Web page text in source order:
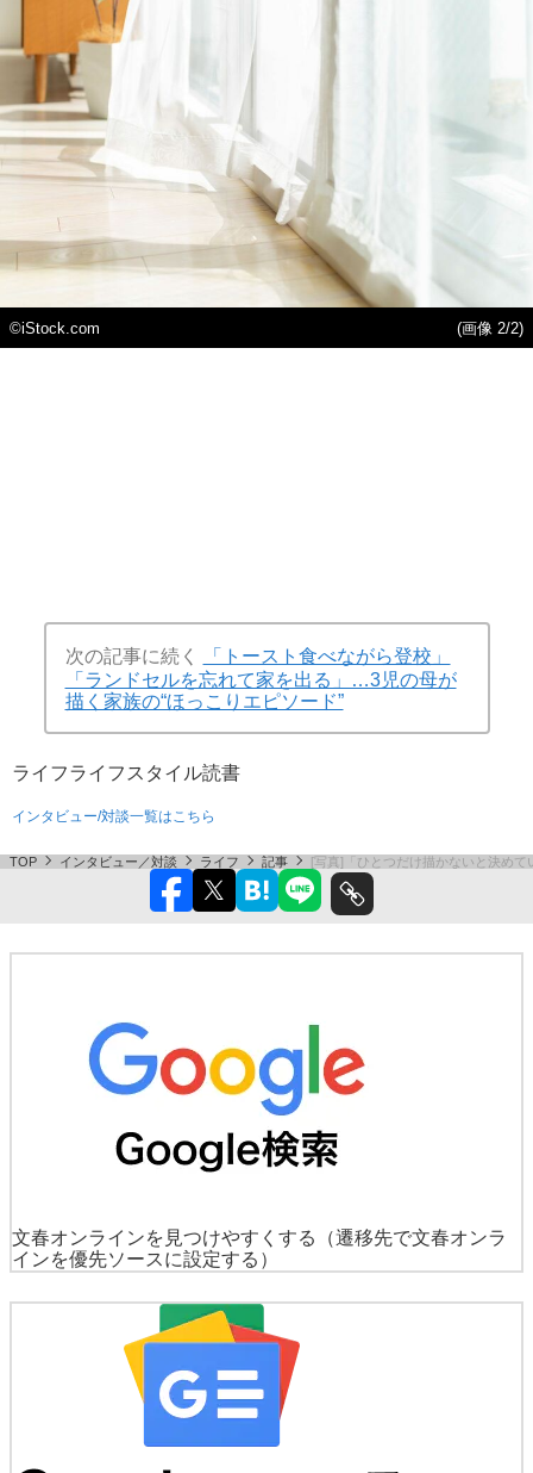
©iStock.com (画像 2/2)
次の記事に続く
「トースト食べながら登校」
「ランドセルを忘れて家を出る」…3児の母が
描く家族の“ほっこりエピソード”
ライフライフスタイル読書
インタビュー/対談一覧はこちら
TOP インタビュー／対談 ライフ 記事 [写真]「ひとつだけ描かないと決め
文春オンラインを見つけやすくする
（遷移先で文春オンラ
インを優先ソースに設定する）